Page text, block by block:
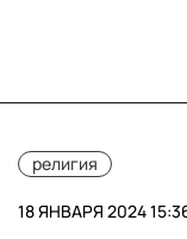
религия
18 ЯНВАРЯ 2024